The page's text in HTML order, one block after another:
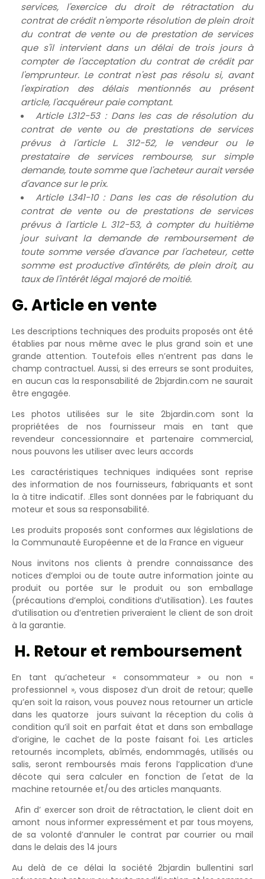
services, l'exercice du droit de rétractation du
contrat de crédit n'emporte résolution de plein droit
du contrat de vente ou de prestation de services
que s'il intervient dans un délai de trois jours à
compter de l'acceptation du contrat de crédit par
l'emprunteur. Le contrat n'est pas résolu si, avant
l'expiration des délais mentionnés au présent
article, l'acquéreur paie comptant.
Article L312-53 : Dans les cas de résolution du
contrat de vente ou de prestations de services
prévus à l'article L. 312-52, le vendeur ou le
prestataire de services rembourse, sur simple
demande, toute somme que l'acheteur aurait versée
d'avance sur le prix.
Article L341-10 : Dans les cas de résolution du
contrat de vente ou de prestations de services
prévus à l'article L. 312-53, à compter du huitième
jour suivant la demande de remboursement de
toute somme versée d'avance par l'acheteur, cette
somme est productive d'intérêts, de plein droit, au
taux de l'intérêt légal majoré de moitié.
G. Article en vente
Les descriptions techniques des produits proposés ont été
établies par nous même avec le plus grand soin et une
grande attention. Toutefois elles n’entrent pas dans le
champ contractuel. Aussi, si des erreurs se sont produites,
en aucun cas la responsabilité de 2bjardin.com ne saurait
être engagée.
Les photos utilisées sur le site 2bjardin.com sont la
propriétées de nos fournisseur mais en tant que
revendeur concessionnaire et partenaire commercial,
nous pouvons les utiliser avec leurs accords
Les caractéristiques techniques indiquées sont reprise
des information de nos fournisseurs, fabriquants et sont
la à titre indicatif. .Elles sont données par le fabriquant du
moteur et sous sa responsabilité.
Les produits proposés sont conformes aux législations de
la Communauté Européenne et de la France en vigueur
Nous invitons nos clients à prendre connaissance des
notices d’emploi ou de toute autre information jointe au
produit ou portée sur le produit ou son emballage
(précautions d’emploi, conditions d’utilisation). Les fautes
d’utilisation ou d’entretien priveraient le client de son droit
à la garantie.
H. Retour et remboursement
En tant qu’acheteur « consommateur » ou non «
professionnel », vous disposez d’un droit de retour; quelle
qu’en soit la raison, vous pouvez nous retourner un article
dans les quatorze jours suivant la réception du colis à
condition qu’il soit en parfait état et dans son emballage
d’origine, le cachet de la poste faisant foi. Les articles
retournés incomplets, abîmés, endommagés, utilisés ou
salis, seront remboursés mais ferons l’application d’une
décote qui sera calculer en fonction de l'etat de la
machine retournée et/ou des articles manquants.
Afin d’ exercer son droit de rétractation, le client doit en
amont nous informer expressément et par tous moyens,
de sa volonté d’annuler le contrat par courrier ou mail
dans le delais des 14 jours
Au delà de ce délai la société 2bjardin bullentini sarl